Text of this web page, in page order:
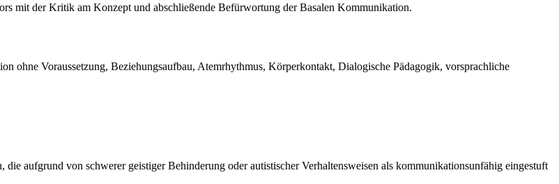
mit der Kritik am Konzept und abschließende Befürwortung der Basalen Kommunikation.
ohne Voraussetzung, Beziehungsaufbau, Atemrhythmus, Körperkontakt, Dialogische Pädagogik, vorsprachliche
aufgrund von schwerer geistiger Behinderung oder autistischer Verhaltensweisen als kommunikationsunfähig eingestuft